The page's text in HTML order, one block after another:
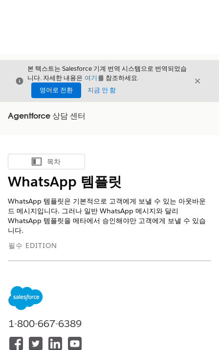
닫기
본 텍스트는 Salesforce 기계 번역 시스템으로 번역되었습
니다. 자세한 내용은 여기 를 참조하세요.
영어로 전환
지금 안 함
닫기
Agentforce 상담 센터
목차 표시
목차
WhatsApp 템플릿
WhatsApp 템플릿은 기본적으로 고객에게 보낼 수 있는 아웃바운
드 메시지입니다. 그러나 일반 WhatsApp 메시지와 달리
WhatsApp 템플릿을 메타에서 승인해야만 고객에게 보낼 수 있습
니다.
필수 EDITION
이 문서는 다음에 적용됩니
다.
않습니다.
1-800-667-6389